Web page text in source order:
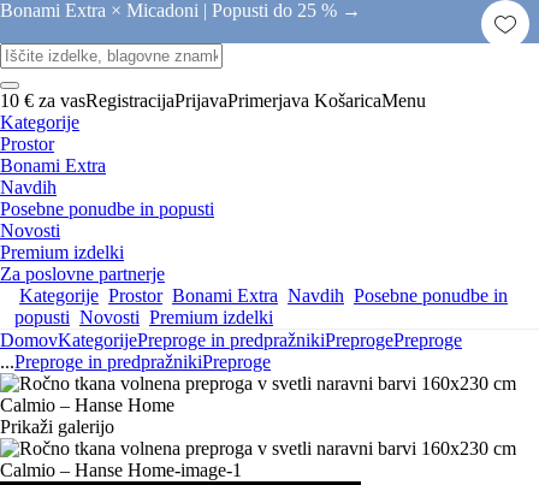
Bonami Extra × Micadoni | Popusti do 25 % →
10 € za vasRegistracijaPrijavaPrimerjava KošaricaMenu
Kategorije
Prostor
Bonami Extra
Navdih
Posebne ponudbe in popusti
Novosti
Premium izdelki
Za poslovne partnerje
Kategorije Prostor Bonami Extra Navdih Posebne ponudbe in
popusti Novosti Premium izdelki
DomovKategorijePreproge in predpražnikiPreprogePreproge
...Preproge in predpražnikiPreproge
Prikaži galerijo